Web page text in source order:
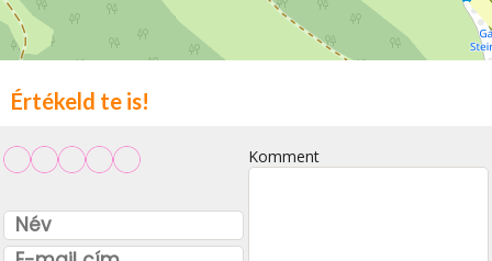
Értékeld te is!
Komment